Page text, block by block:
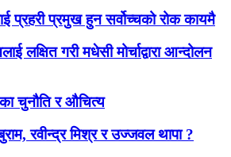
प्रहरी प्रमुख हुन सर्वोच्चको रोक कायमै
लक्षित गरी मधेसी मोर्चाद्वारा आन्दोलन
चुनौति र औचित्य
रवीन्द्र मिश्र र उज्जवल थापा ?